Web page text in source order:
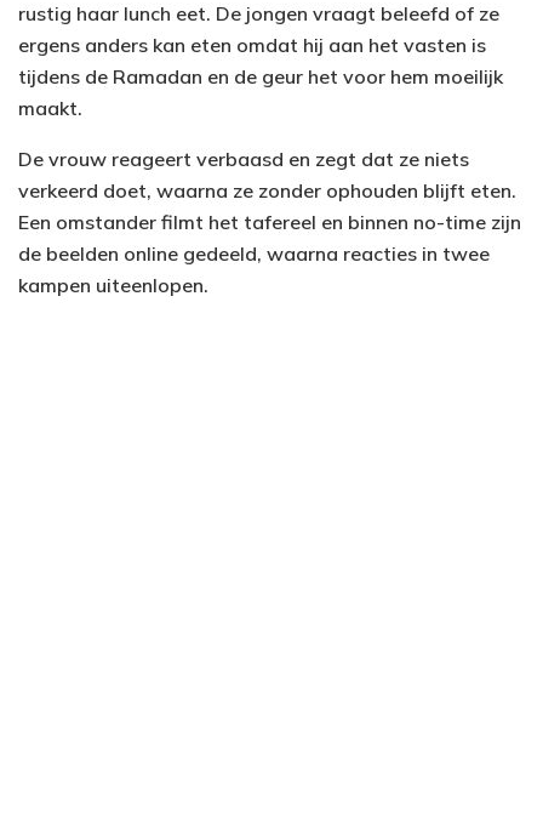
rustig haar lunch eet. De jongen vraagt beleefd of ze
ergens anders kan eten omdat hij aan het vasten is
tijdens de Ramadan en de geur het voor hem moeilijk
maakt.
De vrouw reageert verbaasd en zegt dat ze niets
verkeerd doet, waarna ze zonder ophouden blijft eten.
Een omstander filmt het tafereel en binnen no-time zijn
de beelden online gedeeld, waarna reacties in twee
kampen uiteenlopen.